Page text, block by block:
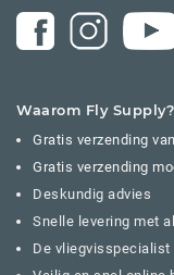
Waarom Fly Supply?
Gratis verzending
Gratis verzending
Deskundig advies
Snelle levering met
De vliegvisspecialist